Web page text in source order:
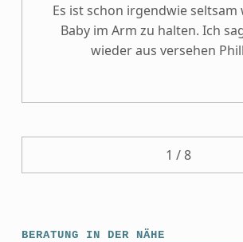
Es ist schon irgendwie seltsam
Baby im Arm zu halten. Ich
wieder aus versehen
BERATUNG IN DER NÄHE